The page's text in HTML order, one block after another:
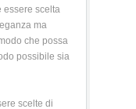
essere scelta
ma
che possa
possibile sia
scelte di